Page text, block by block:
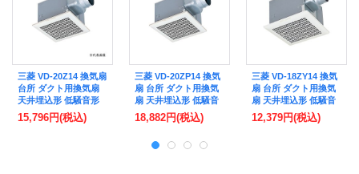
三菱 VD-20Z14 換気扇
台所 ダクト用換気扇
天井埋込形 低騒音形
(VD-20Z13 後継品)
15,796円(税込)
三菱 VD-20ZP14 換気
扇 台所 ダクト用換気
扇 天井埋込形 低騒音
形 (VD-20ZP13 後継
品)
18,882円(税込)
三菱 VD-18ZY14 換気
扇 台所 ダクト用換気
扇 天井埋込形 低騒音
形 (VD-18ZY13 後継
品)
12,379円(税込)